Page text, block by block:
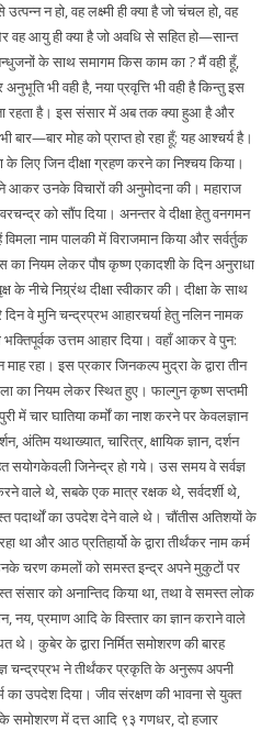
न हो, वह लक्ष्मी ही क्या है जो चंचल हो, वह
वह आयु ही क्या है जो अवधि से सहित हो—सान्त
के साथ समागम किस काम का ? मैं वही हूँ,
अनुभूति भी वही है, नया प्रवृत्ति भी वही है किन्तु इस
रहता है। इस संसार में अब तक क्या हुआ है और
बार—बार मोह को प्राप्त हो रहा हूँ; यह आश्चर्य है।
लिए जिन दीक्षा ग्रहण करने का निश्चय किया।
उनके विचारों की अनुमोदना की। महाराज
को सौंप दिया। अनन्तर वे दीक्षा हेतु वनगमन
नाम पालकी में विराजमान किया और सर्वर्तुक
का नियम लेकर पौष कृष्ण एकादशी के दिन अनुराधा
नीचे निग्र्रंथ दीक्षा स्वीकार की। दीक्षा के साथ
दिन वे मुनि चन्द्रप्रभ आहारचर्या हेतु नलिन नामक
भक्तिपूर्वक उत्तम आहार दिया। वहाँ आकर वे पुन:
रहा। इस प्रकार जिनकल्प मुद्रा के द्वारा तीन
का नियम लेकर स्थित हुए। फाल्गुन कृष्ण सप्तमी
में चार घातिया कर्मों का नाश करने पर केवलज्ञान
अंतिम यथाख्यात, चारित्र, क्षायिक ज्ञान, दर्शन
सयोगकेवली जिनेन्द्र हो गये। उस समय वे सर्वज्ञ
वाले थे, सबके एक मात्र रक्षक थे, सर्वदर्शी थे,
पदार्थों का उपदेश देने वाले थे। चौंतीस अतिशयों के
था और आठ प्रतिहार्यो के द्वारा तीर्थंकर नाम कर्म
चरण कमलों को समस्त इन्द्र अपने मुकुटों पर
संसार को अनान्तिद किया था, तथा वे समस्त लोक
प्रमाण आदि के विस्तार का ज्ञान कराने वाले
कुबेर के द्वारा निर्मित समोशरण की बारह
चन्द्रप्रभ ने तीर्थंकर प्रकृति के अनुरूप अपनी
का उपदेश दिया। जीव संरक्षण की भावना से युक्त
समोशरण में दत्त आदि ९३ गणधर, दो हजार